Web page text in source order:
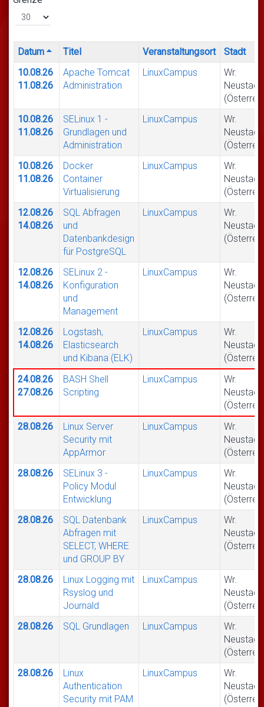
Datum Titel Veranstaltungsort
Stadt
10.08.26
11.08.26
Apache Tomcat
Administration
LinuxCampus
Wr.
Neustadt
10.08.26
11.08.26
SELinux 1 -
Grundlagen und
Administration
LinuxCampus
Wr.
Neustadt
10.08.26
11.08.26
Docker
Container
Virtualisierung
LinuxCampus
Wr.
Neustadt
12.08.26
14.08.26
SQL Abfragen
und
Datenbankdesign
für PostgreSQL
LinuxCampus
Wr.
Neustadt
12.08.26
14.08.26
SELinux 2 -
Konfiguration
und
Management
LinuxCampus
Wr.
Neustadt
12.08.26
14.08.26
Logstash,
Elasticsearch
und Kibana (ELK)
LinuxCampus
Wr.
Neustadt
24.08.26
27.08.26
BASH Shell
Scripting
LinuxCampus
Wr.
Neustadt
28.08.26
Linux Server
Security mit
AppArmor
LinuxCampus
Wr.
Neustadt
28.08.26
SELinux 3 -
Policy Modul
Entwicklung
LinuxCampus
Wr.
Neustadt
28.08.26
SQL Datenbank
Abfragen mit
SELECT, WHERE
und GROUP BY
LinuxCampus
Wr.
Neustadt
28.08.26
Linux Logging mit
Rsyslog und
Journald
LinuxCampus
Wr.
Neustadt
28.08.26
SQL Grundlagen LinuxCampus
Wr.
Neustadt
28.08.26
Linux
Authentication
Security mit PAM
LinuxCampus
Wr.
Neustadt